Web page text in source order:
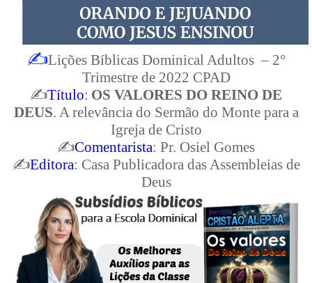
✍Lições Bíblicas Dominical Adultos – 2°
Trimestre de 2022 CPAD
✍Título: OS VALORES DO REINO DE
DEUS. A relevância do Sermão do Monte para a
Igreja de Cristo
✍Comentarista: Pr. Osiel Gomes
✍Editora: Casa Publicadora das Assembleias de
Deus